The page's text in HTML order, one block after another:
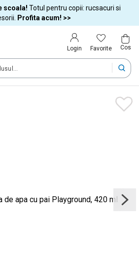
scoala! Totul pentru copii: rucsacuri si
Profita acum! >>
Login Favorite Cos
Tara si limba